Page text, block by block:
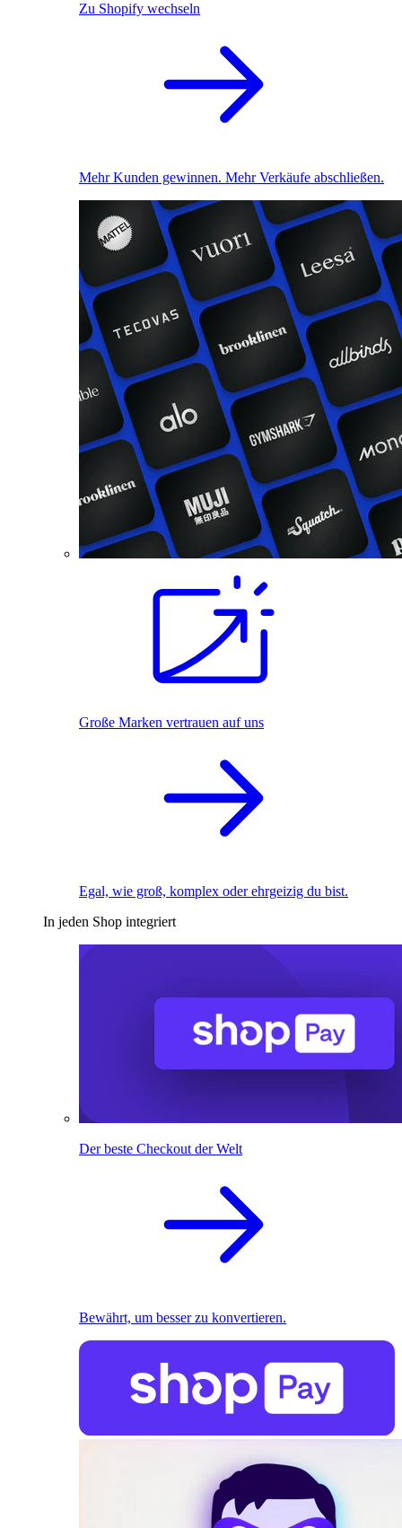
Zu Shopify wechseln
Mehr Kunden gewinnen. Mehr Verkäufe abschließen.
Große Marken vertrauen auf uns
Egal, wie groß, komplex oder ehrgeizig du bist.
In jeden Shop integriert
Der beste Checkout der Welt
Bewährt, um besser zu konvertieren.